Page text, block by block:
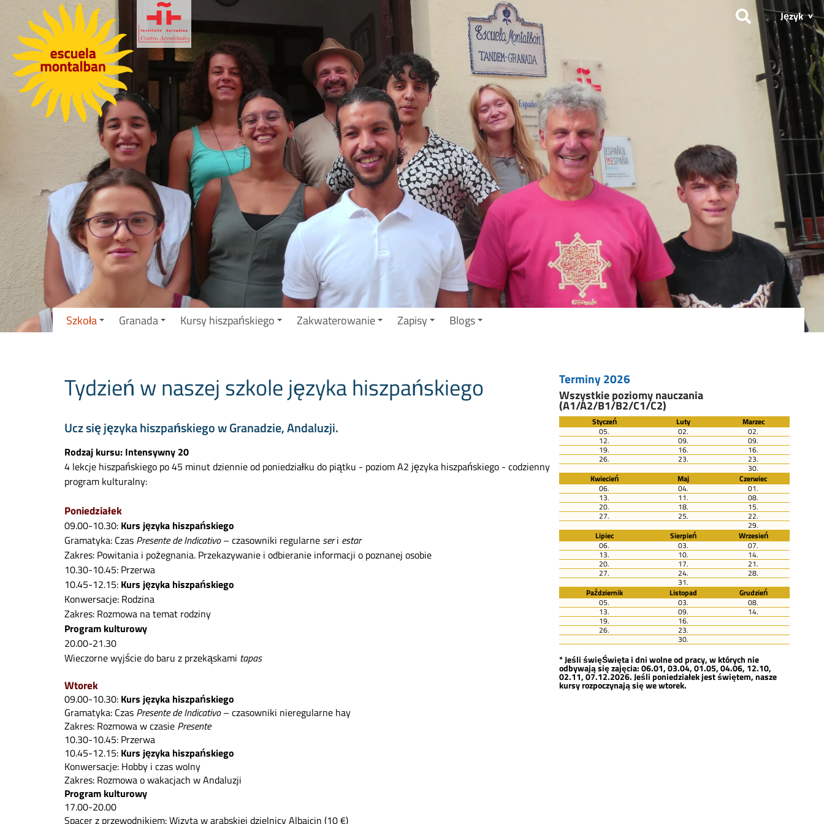
Język
Szkoła Granada Kursy hiszpańskiego Zakwaterowanie Zapisy Blogs
Tydzień w naszej szkole języka hiszpańskiego
Ucz się języka hiszpańskiego w Granadzie, Andaluzji.
Rodzaj kursu: Intensywny 20
4 lekcje hiszpańskiego po 45 minut dziennie od poniedziałku do piątku - poziom A2 języka hiszpańskiego - codzienny
program kulturalny:
Poniedziałek
09.00-10.30: Kurs języka hiszpańskiego
Gramatyka: Czas Presente de Indicativo– czasowniki regularne seri estar
Zakres: Powitania i pożegnania. Przekazywanie i odbieranie informacji o poznanej osobie
10.30-10.45: Przerwa
10.45-12.15: Kurs języka hiszpańskiego
Konwersacje: Rodzina
Zakres: Rozmowa na temat rodziny
Program kulturowy
20.00-21.30
Wieczorne wyjście do baru z przekąskami tapas
Wtorek
09.00-10.30: Kurs języka hiszpańskiego
Gramatyka: Czas Presente de Indicativo– czasowniki nieregularne hay
Zakres: Rozmowa w czasie Presente
10.30-10.45: Przerwa
10.45-12.15: Kurs języka hiszpańskiego
Konwersacje: Hobby i czas wolny
Zakres: Rozmowa o wakacjach w Andaluzji
Program kulturowy
17.00-20.00
Spacer z przewodnikiem: Wizyta w arabskiej dzielnicy Albaicin (10 €)
Terminy 2026
Wszystkie poziomy nauczania
(A1/A2/B1/B2/C1/C2)
Styczeń Luty
Marzec
05.
02. 02.
12. 09. 09.
19. 16. 16.
26. 23. 23.
30.
Kwiecień
Maj
Czerwiec
06.
04. 01.
13. 11. 08.
20. 18. 15.
27. 25. 22.
29.
Lipiec
Sierpień
Wrzesień
06.
03. 07.
13. 10. 14.
20. 17. 21.
27. 24. 28.
31.
Październik
Listopad
Grudzień
05.
03. 08.
13. 09. 14.
19. 16.
26. 23.
30.
* Jeśli święŚwięta i dni wolne od pracy, w których nie
odbywają się zajęcia: 06.01, 03.04, 01.05, 04.06, 12.10,
02.11, 07.12.2026. Jeśli poniedziałek jest świętem, nasze
kursy rozpoczynają się we wtorek.